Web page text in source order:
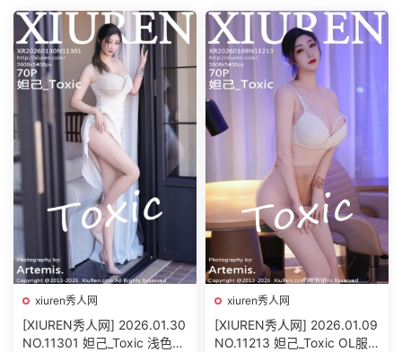
xiuren秀人网
[XIUREN秀人网] 2026.01.30
NO.11301 妲己_Toxic 浅色连
xiuren秀人网
[XIUREN秀人网] 2026.01.09
NO.11213 妲己_Toxic OL服